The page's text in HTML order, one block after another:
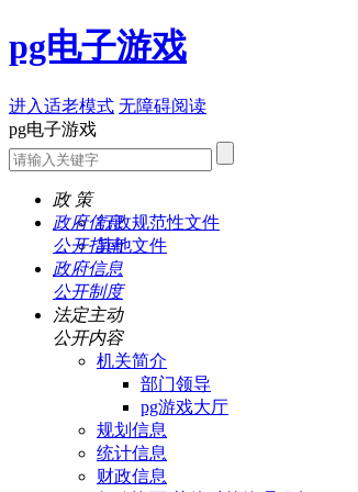
pg电子游戏
进入适老模式 无障碍阅读
pg电子游戏
政 策
行政规范性文件
其他文件
政府信息
公开指南
政府信息
公开制度
法定主动
公开内容
机关简介
部门领导
pg游戏大厅
规划信息
统计信息
财政信息